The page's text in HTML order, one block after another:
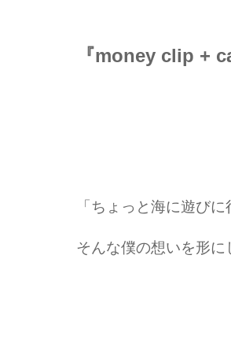
『money clip +
「ちょっと海に遊び
そんな僕の想いを形